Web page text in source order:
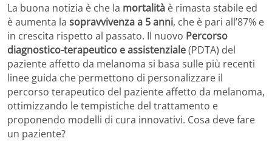
La buona notizia è che la mortalità è rimasta stabile ed
è aumenta la sopravvivenza a 5 anni, che è pari all’87% e
in crescita rispetto al passato. Il nuovo Percorso
diagnostico-terapeutico e assistenziale(PDTA) del
paziente affetto da melanoma si basa sulle più recenti
linee guida che permettono di personalizzare il
percorso terapeutico del paziente affetto da melanoma,
ottimizzando le tempistiche del trattamento e
proponendo modelli di cura innovativi. Cosa deve fare
un paziente?